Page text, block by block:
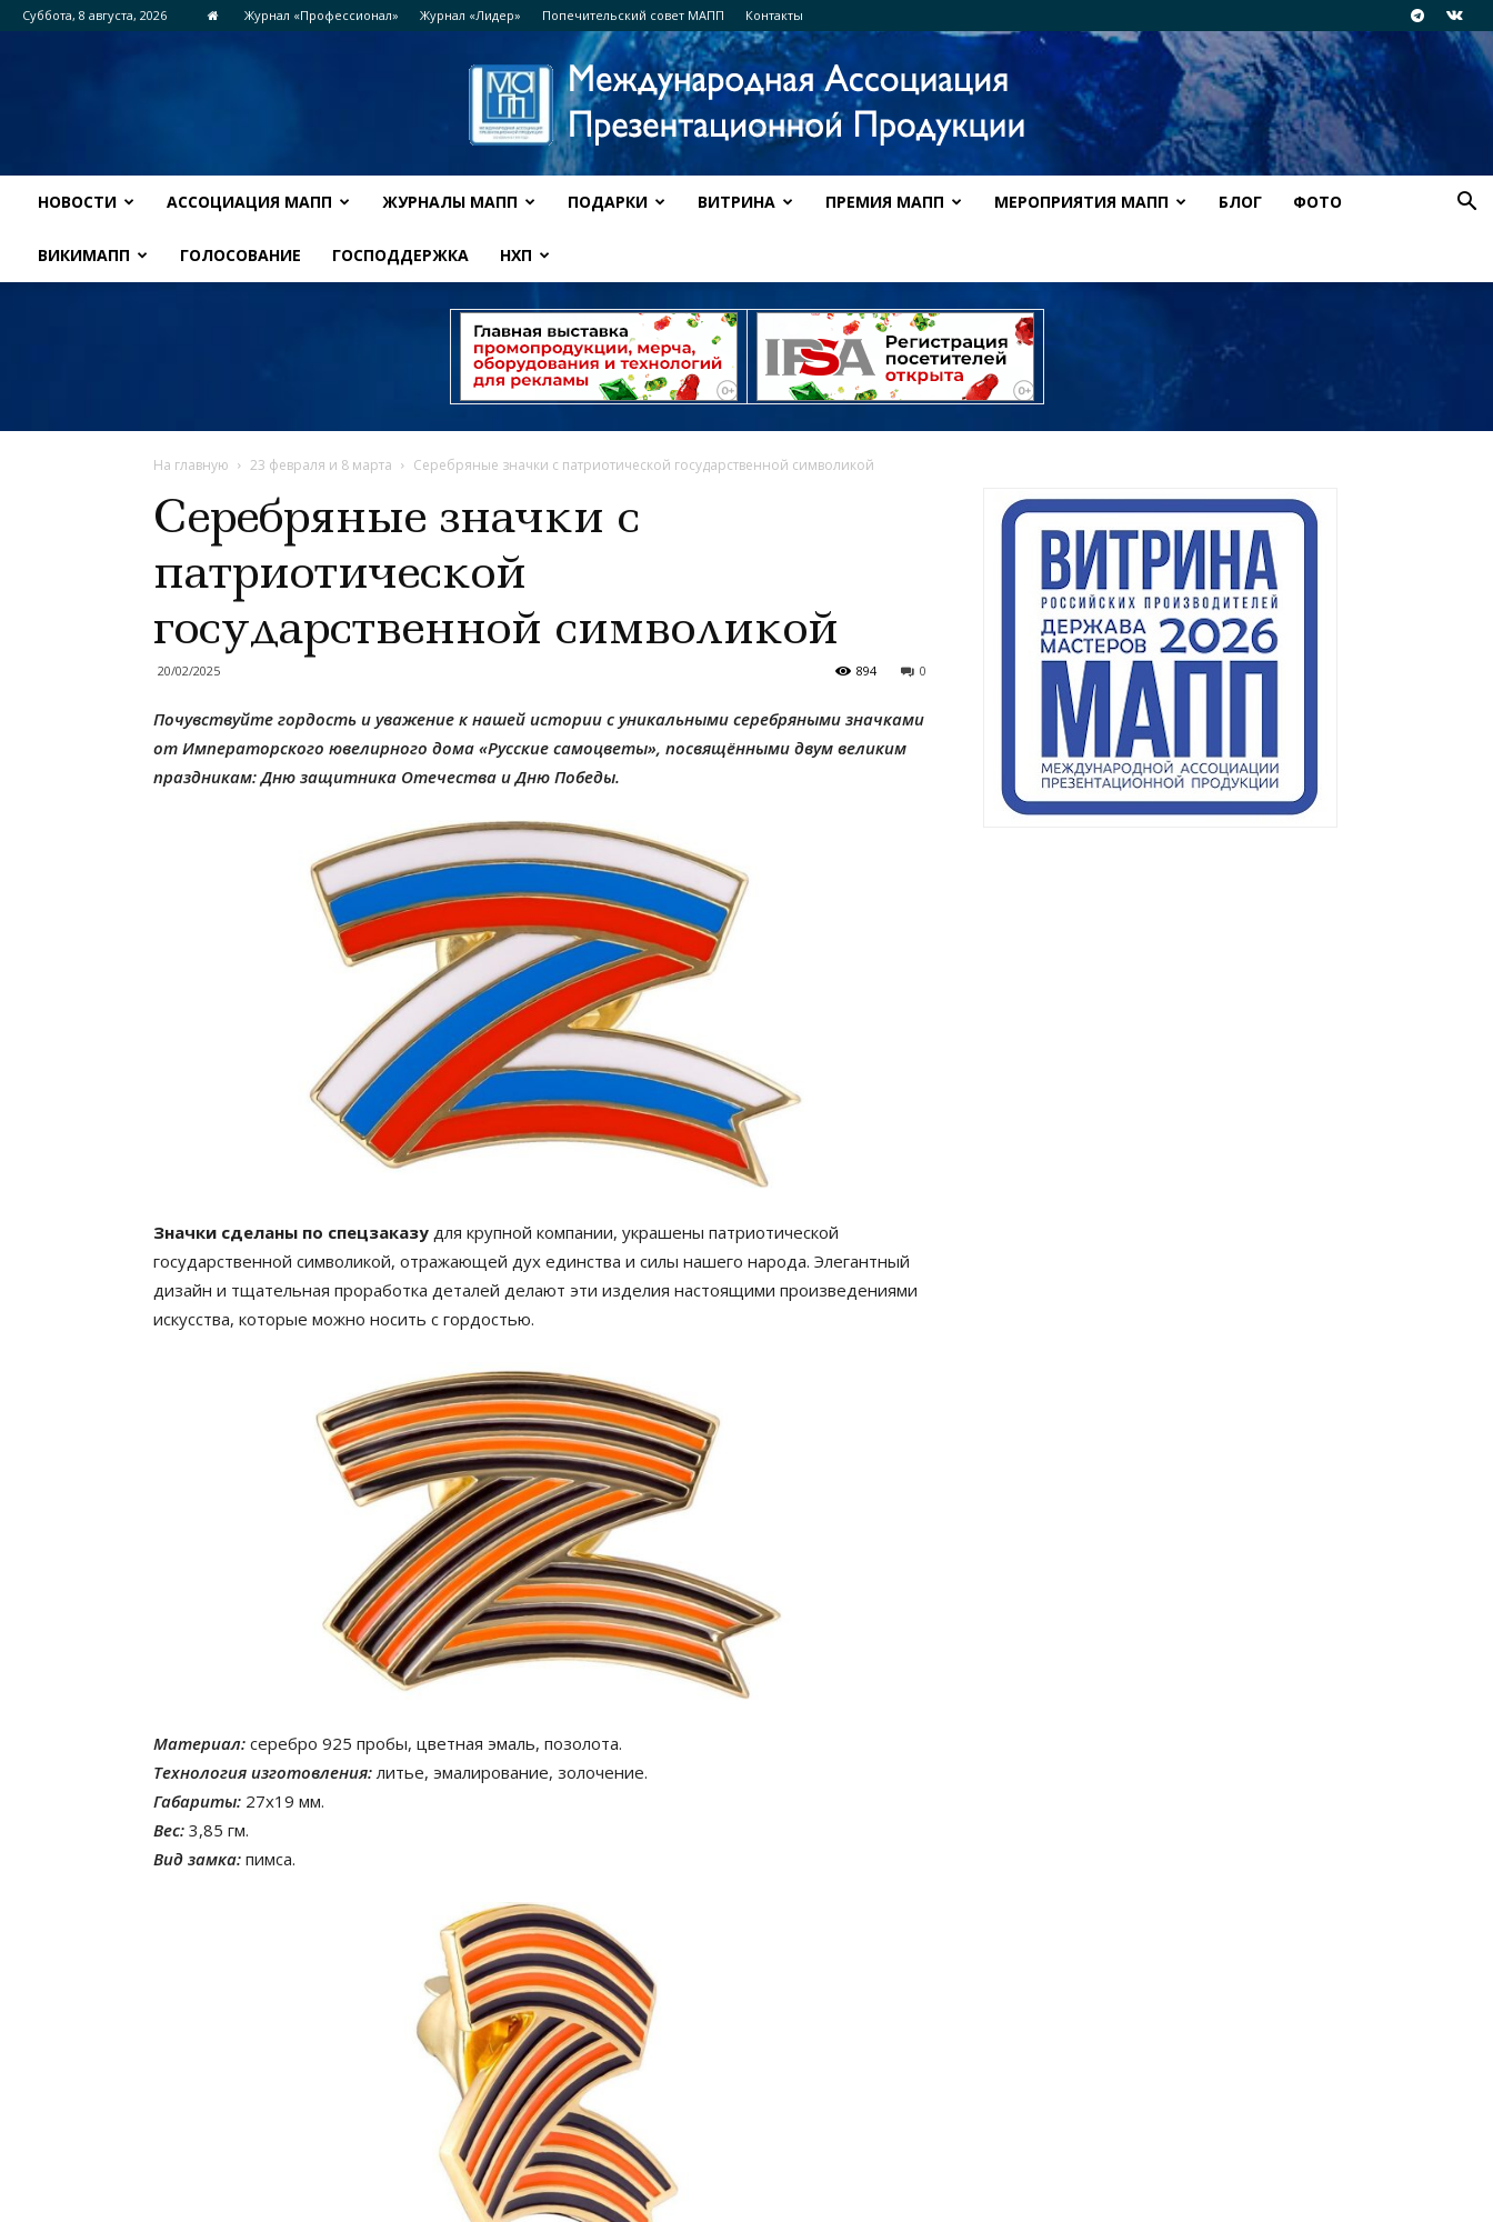
Суббота, 8 августа, 2026 Журнал «Профессионал» Журнал «Лидер» Попечительский совет МАПП Контакты
НОВОСТИ АССОЦИАЦИЯ МАПП ЖУРНАЛЫ МАПП ПОДАРКИ ВИТРИНА ПРЕМИЯ МАПП МЕРОПРИЯТИЯ МАПП БЛОГ ФОТО
ВИКИМАПП ГОЛОСОВАНИЕ ГОСПОДДЕРЖКА НХП
На главную 23 февраля и 8 марта Серебряные значки с патриотической государственной символикой
Серебряные значки с
патриотической
государственной символикой
20/02/2025 0
894
Почувствуйте гордость и уважение к нашей истории с уникальными серебряными значками
от Императорского ювелирного дома «Русские самоцветы», посвящёнными двум великим
праздникам: Дню защитника Отечества и Дню Победы.
Значки сделаны по спецзаказу для крупной компании, украшены патриотической
государственной символикой, отражающей дух единства и силы нашего народа. Элегантный
дизайн и тщательная проработка деталей делают эти изделия настоящими произведениями
искусства, которые можно носить с гордостью.
Материал: серебро 925 пробы, цветная эмаль, позолота.
Технология изготовления: литье, эмалирование, золочение.
Габариты: 27х19 мм.
Вес: 3,85 гм.
Вид замка: пимса.